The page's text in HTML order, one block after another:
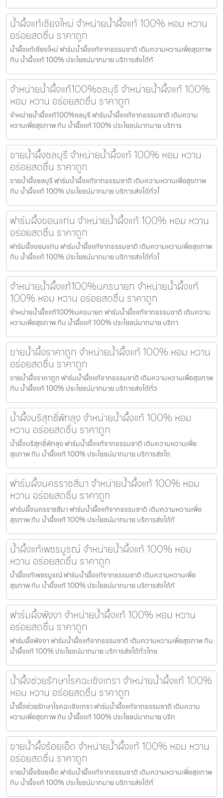
น้ำผึ้งแท้เชียงใหม่ จำหน่ายน้ำผึ้งแท้ 100% หอม หวาน
อร่อยสดชื่น ราคาถูก
น้ำผึ้งแท้เชียงใหม่ ฟาร์มน้ำผึ้งแท้จากธรรมชาติ เติมความหวานเพื่อสุขภาพ
กับ น้ำผึ้งแท้ 100% ประโยชน์มากมาย บริการส่งได้ทั
จำหน่ายน้ำผึ้งแท้100%ชลบุรี จำหน่ายน้ำผึ้งแท้ 100%
หอม หวาน อร่อยสดชื่น ราคาถูก
จำหน่ายน้ำผึ้งแท้100%ชลบุรี ฟาร์มน้ำผึ้งแท้จากธรรมชาติ เติมความ
หวานเพื่อสุขภาพ กับ น้ำผึ้งแท้ 100% ประโยชน์มากมาย บริการ
ขายน้ำผึ้งชลบุรี จำหน่ายน้ำผึ้งแท้ 100% หอม หวาน
อร่อยสดชื่น ราคาถูก
ขายน้ำผึ้งชลบุรี ฟาร์มน้ำผึ้งแท้จากธรรมชาติ เติมความหวานเพื่อสุขภาพ
กับ น้ำผึ้งแท้ 100% ประโยชน์มากมาย บริการส่งได้ทั่วไ
ฟาร์มผึ้งขอนแก่น จำหน่ายน้ำผึ้งแท้ 100% หอม หวาน
อร่อยสดชื่น ราคาถูก
ฟาร์มผึ้งขอนแก่น ฟาร์มน้ำผึ้งแท้จากธรรมชาติ เติมความหวานเพื่อสุขภาพ
กับ น้ำผึ้งแท้ 100% ประโยชน์มากมาย บริการส่งได้ทั่วไ
จำหน่ายน้ำผึ้งแท้100%นครนายก จำหน่ายน้ำผึ้งแท้
100% หอม หวาน อร่อยสดชื่น ราคาถูก
จำหน่ายน้ำผึ้งแท้100%นครนายก ฟาร์มน้ำผึ้งแท้จากธรรมชาติ เติมความ
หวานเพื่อสุขภาพ กับ น้ำผึ้งแท้ 100% ประโยชน์มากมาย บริกา
ขายน้ำผึ้งราคาถูก จำหน่ายน้ำผึ้งแท้ 100% หอม หวาน
อร่อยสดชื่น ราคาถูก
ขายน้ำผึ้งราคาถูก ฟาร์มน้ำผึ้งแท้จากธรรมชาติ เติมความหวานเพื่อสุขภาพ
กับ น้ำผึ้งแท้ 100% ประโยชน์มากมาย บริการส่งได้ทั่ว
น้ำผึ้งบริสุทธิ์พัทลุง จำหน่ายน้ำผึ้งแท้ 100% หอม
หวาน อร่อยสดชื่น ราคาถูก
น้ำผึ้งบริสุทธิ์พัทลุง ฟาร์มน้ำผึ้งแท้จากธรรมชาติ เติมความหวานเพื่อ
สุขภาพ กับ น้ำผึ้งแท้ 100% ประโยชน์มากมาย บริการส่งได
ฟาร์มผึ้งนครราชสีมา จำหน่ายน้ำผึ้งแท้ 100% หอม
หวาน อร่อยสดชื่น ราคาถูก
ฟาร์มผึ้งนครราชสีมา ฟาร์มน้ำผึ้งแท้จากธรรมชาติ เติมความหวานเพื่อ
สุขภาพ กับ น้ำผึ้งแท้ 100% ประโยชน์มากมาย บริการส่งได้ทั
น้ำผึ้งแท้เพชรบูรณ์ จำหน่ายน้ำผึ้งแท้ 100% หอม
หวาน อร่อยสดชื่น ราคาถูก
น้ำผึ้งแท้เพชรบูรณ์ ฟาร์มน้ำผึ้งแท้จากธรรมชาติ เติมความหวานเพื่อ
สุขภาพ กับ น้ำผึ้งแท้ 100% ประโยชน์มากมาย บริการส่งได้ทั
ฟาร์มผึ้งพังงา จำหน่ายน้ำผึ้งแท้ 100% หอม หวาน
อร่อยสดชื่น ราคาถูก
ฟาร์มผึ้งพังงา ฟาร์มน้ำผึ้งแท้จากธรรมชาติ เติมความหวานเพื่อสุขภาพ กับ
น้ำผึ้งแท้ 100% ประโยชน์มากมาย บริการส่งได้ทั่วไทย
น้ำผึ้งช่วยรักษาโรคฉะเชิงเทรา จำหน่ายน้ำผึ้งแท้ 100%
หอม หวาน อร่อยสดชื่น ราคาถูก
น้ำผึ้งช่วยรักษาโรคฉะเชิงเทรา ฟาร์มน้ำผึ้งแท้จากธรรมชาติ เติมความ
หวานเพื่อสุขภาพ กับ น้ำผึ้งแท้ 100% ประโยชน์มากมาย บริก
ขายน้ำผึ้งร้อยเอ็ด จำหน่ายน้ำผึ้งแท้ 100% หอม หวาน
อร่อยสดชื่น ราคาถูก
ขายน้ำผึ้งร้อยเอ็ด ฟาร์มน้ำผึ้งแท้จากธรรมชาติ เติมความหวานเพื่อสุขภาพ
กับ น้ำผึ้งแท้ 100% ประโยชน์มากมาย บริการส่งได้ทั่